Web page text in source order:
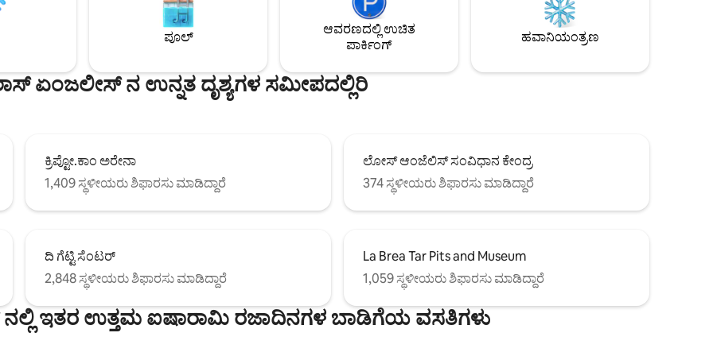
ನಿಯಂತ್ರಿತ ದೀಪಗಳು/ಸಂಗೀತ/ಬ್ಲ್ಯಾಕ್‌ಔಟ್
ಛಾಯೆಗಳು. 2024 LADBS ಕೋಡ್ ಅನುಸರಣೆ
ಅಪ್‌ಡೇಟ್‌ಮಾಡಲಾಗಿದೆ ಲೈಸೆನ್ಸ್ # HSR24-
ಪೂಲ್
ಆವರಣದಲ್ಲಿ ಉಚಿತ
ಪಾರ್ಕಿಂಗ್
ಹವಾನಿಯಂತ್ರಣ
ಏಂಜಲೀಸ್ ನ ಉನ್ನತ ದೃಶ್ಯಗಳ ಸಮೀಪದಲ್ಲಿರಿ
ಕ್ರಿಪ್ಟೋ.ಕಾಂ ಅರೇನಾ
1,409 ಸ್ಥಳೀಯರು ಶಿಫಾರಸು ಮಾಡಿದ್ದಾರೆ
ಲೋಸ್ ಆಂಜೆಲಿಸ್ ಸಂವಿಧಾನ ಕೇಂದ್ರ
374 ಸ್ಥಳೀಯರು ಶಿಫಾರಸು ಮಾಡಿದ್ದಾರೆ
ದಿ ಗೆಟ್ಟಿ ಸೆಂಟರ್
2,848 ಸ್ಥಳೀಯರು ಶಿಫಾರಸು ಮಾಡಿದ್ದಾರೆ
La Brea Tar Pits and Museum
1,059 ಸ್ಥಳೀಯರು ಶಿಫಾರಸು ಮಾಡಿದ್ದಾರೆ
ಇತರ ಉತ್ತಮ ಐಷಾರಾಮಿ ರಜಾದಿನಗಳ ಬಾಡಿಗೆಯ ವಸತಿಗಳು